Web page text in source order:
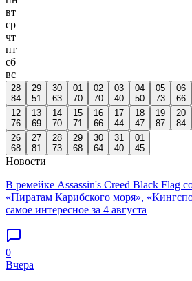
вт
ср
чт
пт
сб
вс
28
84
29
51
30
63
01
70
02
70
03
40
04
50
05
73
06
66
12
76
13
69
14
70
15
71
16
66
17
44
18
47
19
87
20
84
26
68
27
81
28
73
29
68
30
64
31
40
01
45
Новости
В ремейке Assassin's Creed Black Flag
«Пиратам Карибского моря»,
самое интересное за 4 августа
0
Вчера